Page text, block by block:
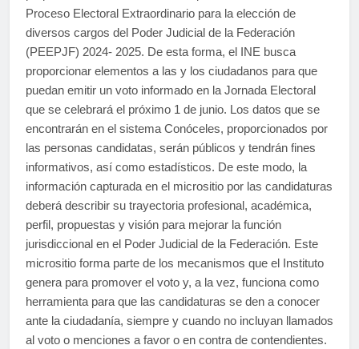
Proceso Electoral Extraordinario para la elección de
diversos cargos del Poder Judicial de la Federación
(PEEPJF) 2024- 2025. De esta forma, el INE busca
proporcionar elementos a las y los ciudadanos para que
puedan emitir un voto informado en la Jornada Electoral
que se celebrará el próximo 1 de junio. Los datos que se
encontrarán en el sistema Conóceles, proporcionados por
las personas candidatas, serán públicos y tendrán fines
informativos, así como estadísticos. De este modo, la
información capturada en el micrositio por las candidaturas
deberá describir su trayectoria profesional, académica,
perfil, propuestas y visión para mejorar la función
jurisdiccional en el Poder Judicial de la Federación. Este
micrositio forma parte de los mecanismos que el Instituto
genera para promover el voto y, a la vez, funciona como
herramienta para que las candidaturas se den a conocer
ante la ciudadanía, siempre y cuando no incluyan llamados
al voto o menciones a favor o en contra de contendientes.